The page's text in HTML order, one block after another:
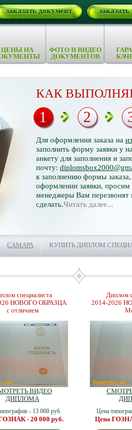
заказать документ
ЦЕНЫ НА
ФОТО И ВИДЕО
ДОКУМЕНТОВ
КАК
Для оформления заказа на
заполнить форму заявки у
анкету для заполнения и
почту:
к заполнению формы
оформлении заявки,
менеджеры Вам перезвонят
сделать.Читать далее...
1 2
САМАРА КУПИТЬ ДИПЛОМ
специалиста
НОВОГО ОБРАЗЦА
с отличием
ВИДЕО
ДИПЛОМА
- 13 000 руб.
- 20 000 руб.
Диплом
2014-2026
Цена
Цена